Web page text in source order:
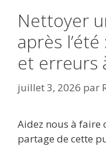
Nettoyer
après
et erreurs
juillet 3, 2026 par
Aidez nous à faire
partage de cette